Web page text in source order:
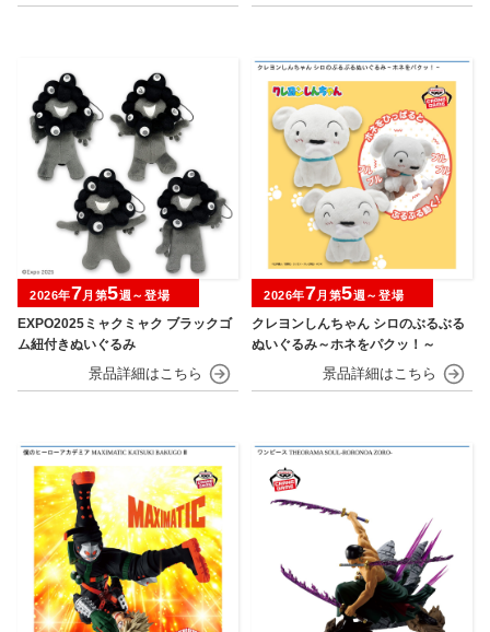
EXPO2025ミャクミャク ブラックゴ
ム紐付きぬいぐるみ
2026年7月第5週～登場
クレヨンしんちゃん シロのぶるぶる
ぬいぐるみ～ホネをパクッ！～
2026年7月第5週～登場